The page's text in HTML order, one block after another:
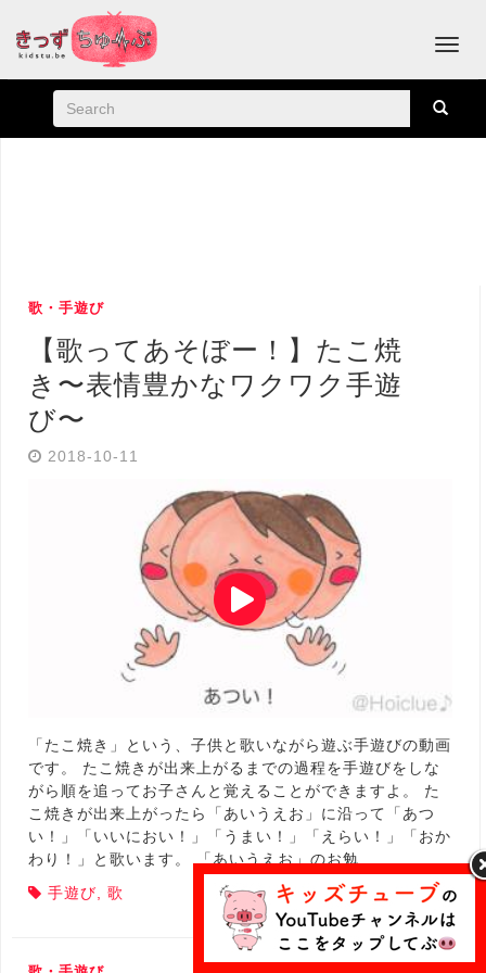
歌・手遊び
【歌ってあそぼー！】たこ焼
き〜表情豊かなワクワク手遊
び〜
2018-10-11
「たこ焼き」という、子供と歌いながら遊ぶ手遊びの動画
です。 たこ焼きが出来上がるまでの過程を手遊びをしな
がら順を追ってお子さんと覚えることができますよ。 た
こ焼きが出来上がったら「あいうえお」に沿って「あつ
い！」「いいにおい！」「うまい！」「えらい！」「おか
わり！」と歌います。 「あいうえお」のお勉…
手遊び
歌